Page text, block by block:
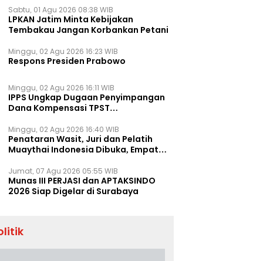
Sabtu, 01 Agu 2026 08:38 WIB
LPKAN Jatim Minta Kebijakan
Tembakau Jangan Korbankan Petani
Minggu, 02 Agu 2026 16:23 WIB
Respons Presiden Prabowo
Minggu, 02 Agu 2026 16:11 WIB
IPPS Ungkap Dugaan Penyimpangan
Dana Kompensasi TPST
Minggu, 02 Agu 2026 16:40 WIB
Penataran Wasit, Juri dan Pelatih
Muaythai Indonesia Dibuka, Empat
Jumat, 07 Agu 2026 05:55 WIB
Munas III PERJASI dan APTAKSINDO
2026 Siap Digelar di Surabaya